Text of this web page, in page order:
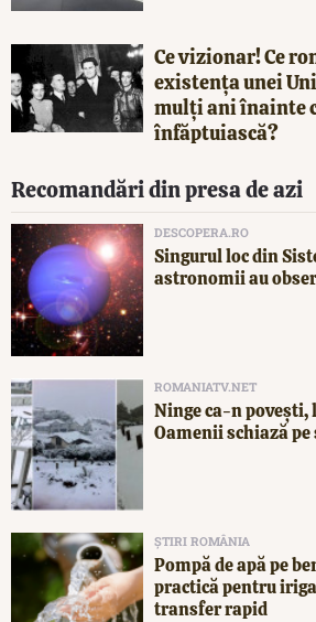
Ce vizionar! Ce
existența unei
mulți ani înainte
înfăptuiască?
Recomandări din presa de azi
DESCOPERA.RO
Singurul loc din
astronomii au
ROMANIATV.NET
Ninge ca-n povești,
Oamenii schiază
ȘTIRI ROMÂNIA
Pompă de apă pe
practică pentru
transfer rapid